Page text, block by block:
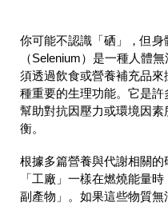
你可能不認識「硒」，但身
（Selenium）是一種人體
須透過飲食或營養補充品
種重要的生理功能。它是許
幫助對抗因壓力或環境因
衡。
根據多篇營養與代謝相關
「工廠」一樣在燃燒能量
副產物」。如果這些物質